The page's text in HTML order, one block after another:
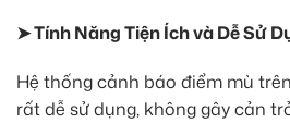
➤ Tính Năng Tiện Ích và Dễ Sử
Hệ thống cảnh báo điểm mù
rất dễ sử dụng, không gây cản